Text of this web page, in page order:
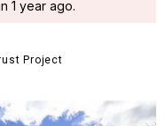
1 year ago.